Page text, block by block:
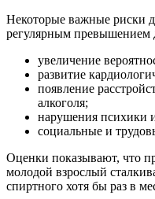
Некоторые важные риски
регулярным
увеличение
развитие
появление
алкоголя;
нарушения психики
социальные и
Оценки показывают, что
молодой взрослый
спиртного хотя бы раз в